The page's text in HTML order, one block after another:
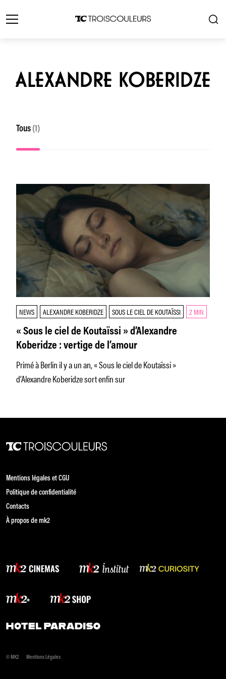
ALEXANDRE KOBERIDZE
Tous (1)
NEWS ALEXANDRE KOBERIDZE SOUS LE CIEL DE KOUTAÏSSI 2 MIN
« Sous le ciel de Koutaïssi » d’Alexandre
Koberidze : vertige de l’amour
Primé à Berlin il y a un an, « Sous le ciel de Koutaïssi »
d’Alexandre Koberidze sort enfin sur
Mentions légales et CGU
Politique de confidentialité
Contacts
À propos de mk2
© MK2 Mentions Légales